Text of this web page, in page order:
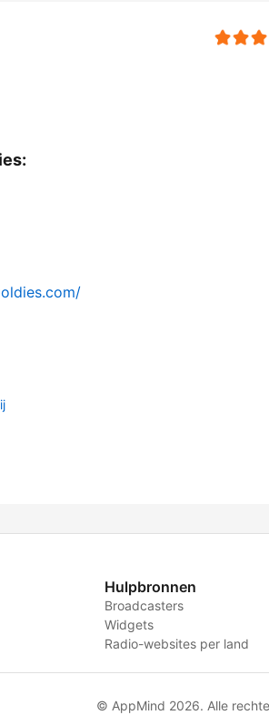
Hulpbronnen
Broadcasters
Widgets
Radio-websites per land
© AppMind 2026. Alle